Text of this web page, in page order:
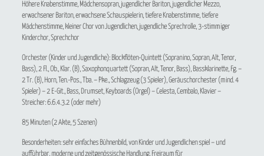
Höhere Knabenstimme, Mädchensopran, jugendlicher Bariton, jugendlicher Mezzo,
erwachsener Bariton, erwachsene Schauspielerin, tiefere Knabenstimme, tiefere
Mädchenstimme, kleiner Chor von Jugendlichen, jugendliche Sprechrolle, 3-stimmiger
Kinderchor, Sprechchor
Orchester (Kinder und Jugendliche): Blockflöten-Quintett (Sopranino, Sopran, Alt, Tenor,
Bass), 2 Fl., Ob., Klar. (B), Saxophonquartett (Sopran, Alt, Tenor, Bass), Bassklarinette, Fg. –
2 Tr. (B), Horn, Ten.-Pos., Tba. – Pke., Schlagzeug (3 Spieler), Geräuschorchester (mind. 4
Spieler) – 2 E-Git., Bass, Drumset, Keyboards (Orgel) – Celesta, Cembalo, Klavier –
Streicher: 6.6.4.3.2 (oder mehr)
85 Minuten (2 Akte, 5 Szenen)
Besonderheiten: sehr einfaches Bühnenbild, von Kinder und Jugendlichen spiel – und
aufführbar, moderne und zeitgenössische Handlung, Freiraum für